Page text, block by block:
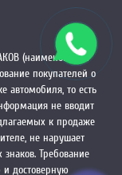
(наименований
покупателей о
автомобиля, то есть
не вводит
к продаже
не нарушает
Требование
достоверную